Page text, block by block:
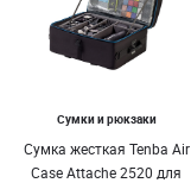
Сумки и рюкзаки
Сумка жесткая Tenba Air
Case Attache 2520 для